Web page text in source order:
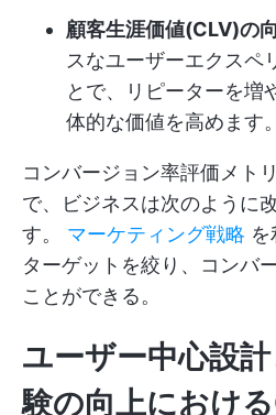
顧客生涯価値(CLV)の
スなユーザーエクスペ
とで、リピーターを増
体的な価値を高めます。
コンバージョン率評価メト
で、ビジネスは次のように
す。 マーケティング戦略
ターゲットを絞り、コンバ
ことができる。
ユーザー中心設
験の向上における